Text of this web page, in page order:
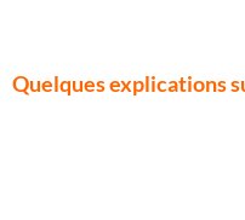
Quelques explications